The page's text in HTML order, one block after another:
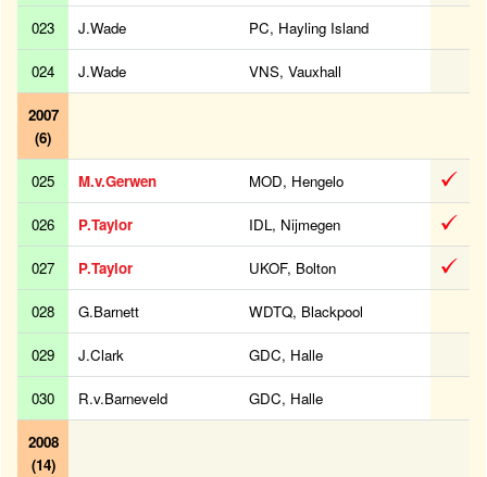
023 J.Wade PC, Hayling Island
024 J.Wade VNS, Vauxhall
2007
(6)
025 M.v.Gerwen MOD, Hengelo
026 P.Taylor IDL, Nijmegen
027 P.Taylor UKOF, Bolton
028 G.Barnett WDTQ, Blackpool
029 J.Clark GDC, Halle
030 R.v.Barneveld GDC, Halle
2008
(14)